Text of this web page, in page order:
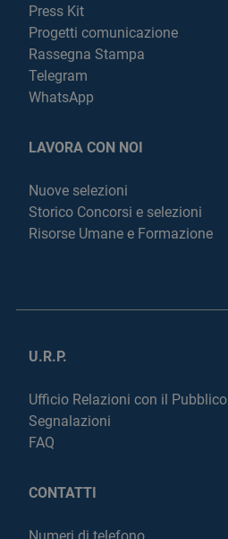
Press Kit
Progetti comunicazione
Rassegna Stampa
Telegram
WhatsApp
LAVORA CON NOI
Nuove selezioni
Storico Concorsi e selezioni
Risorse Umane e Formazione
U.R.P.
Ufficio Relazioni con il Pubblico
Segnalazioni
FAQ
CONTATTI